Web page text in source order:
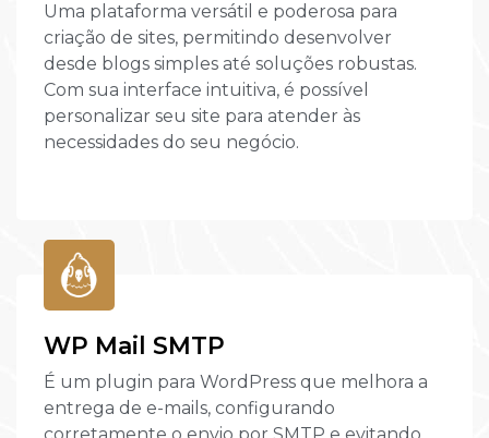
Uma plataforma versátil e poderosa para
criação de sites, permitindo desenvolver
desde blogs simples até soluções robustas.
Com sua interface intuitiva, é possível
personalizar seu site para atender às
necessidades do seu negócio.
WP Mail SMTP
É um plugin para WordPress que melhora a
entrega de e-mails, configurando